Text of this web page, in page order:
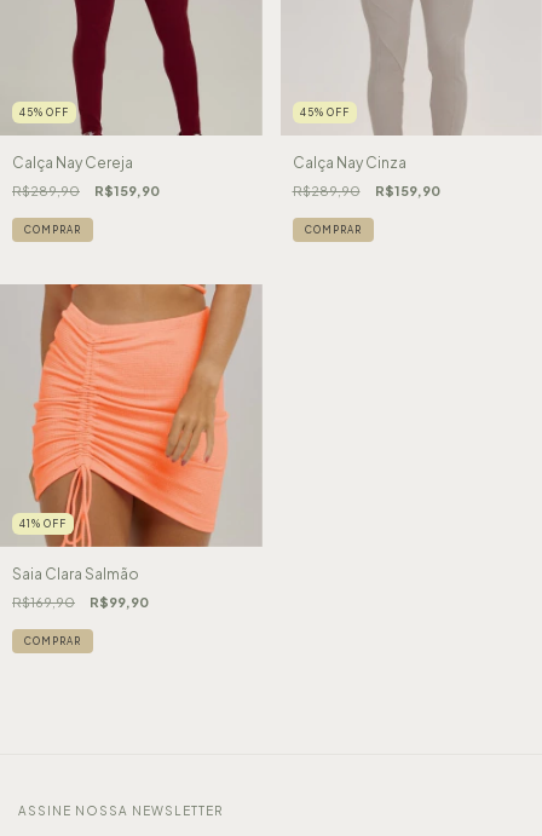
45% OFF
Calça Nay Cereja
R$289,90 R$159,90
COMPRAR
45% OFF
Calça Nay Cinza
R$289,90 R$159,90
COMPRAR
41 % OFF
Saia Clara Salmão
R$169,90 R$99,90
COMPRAR
ASSINE NOSSA NEWSLETTER